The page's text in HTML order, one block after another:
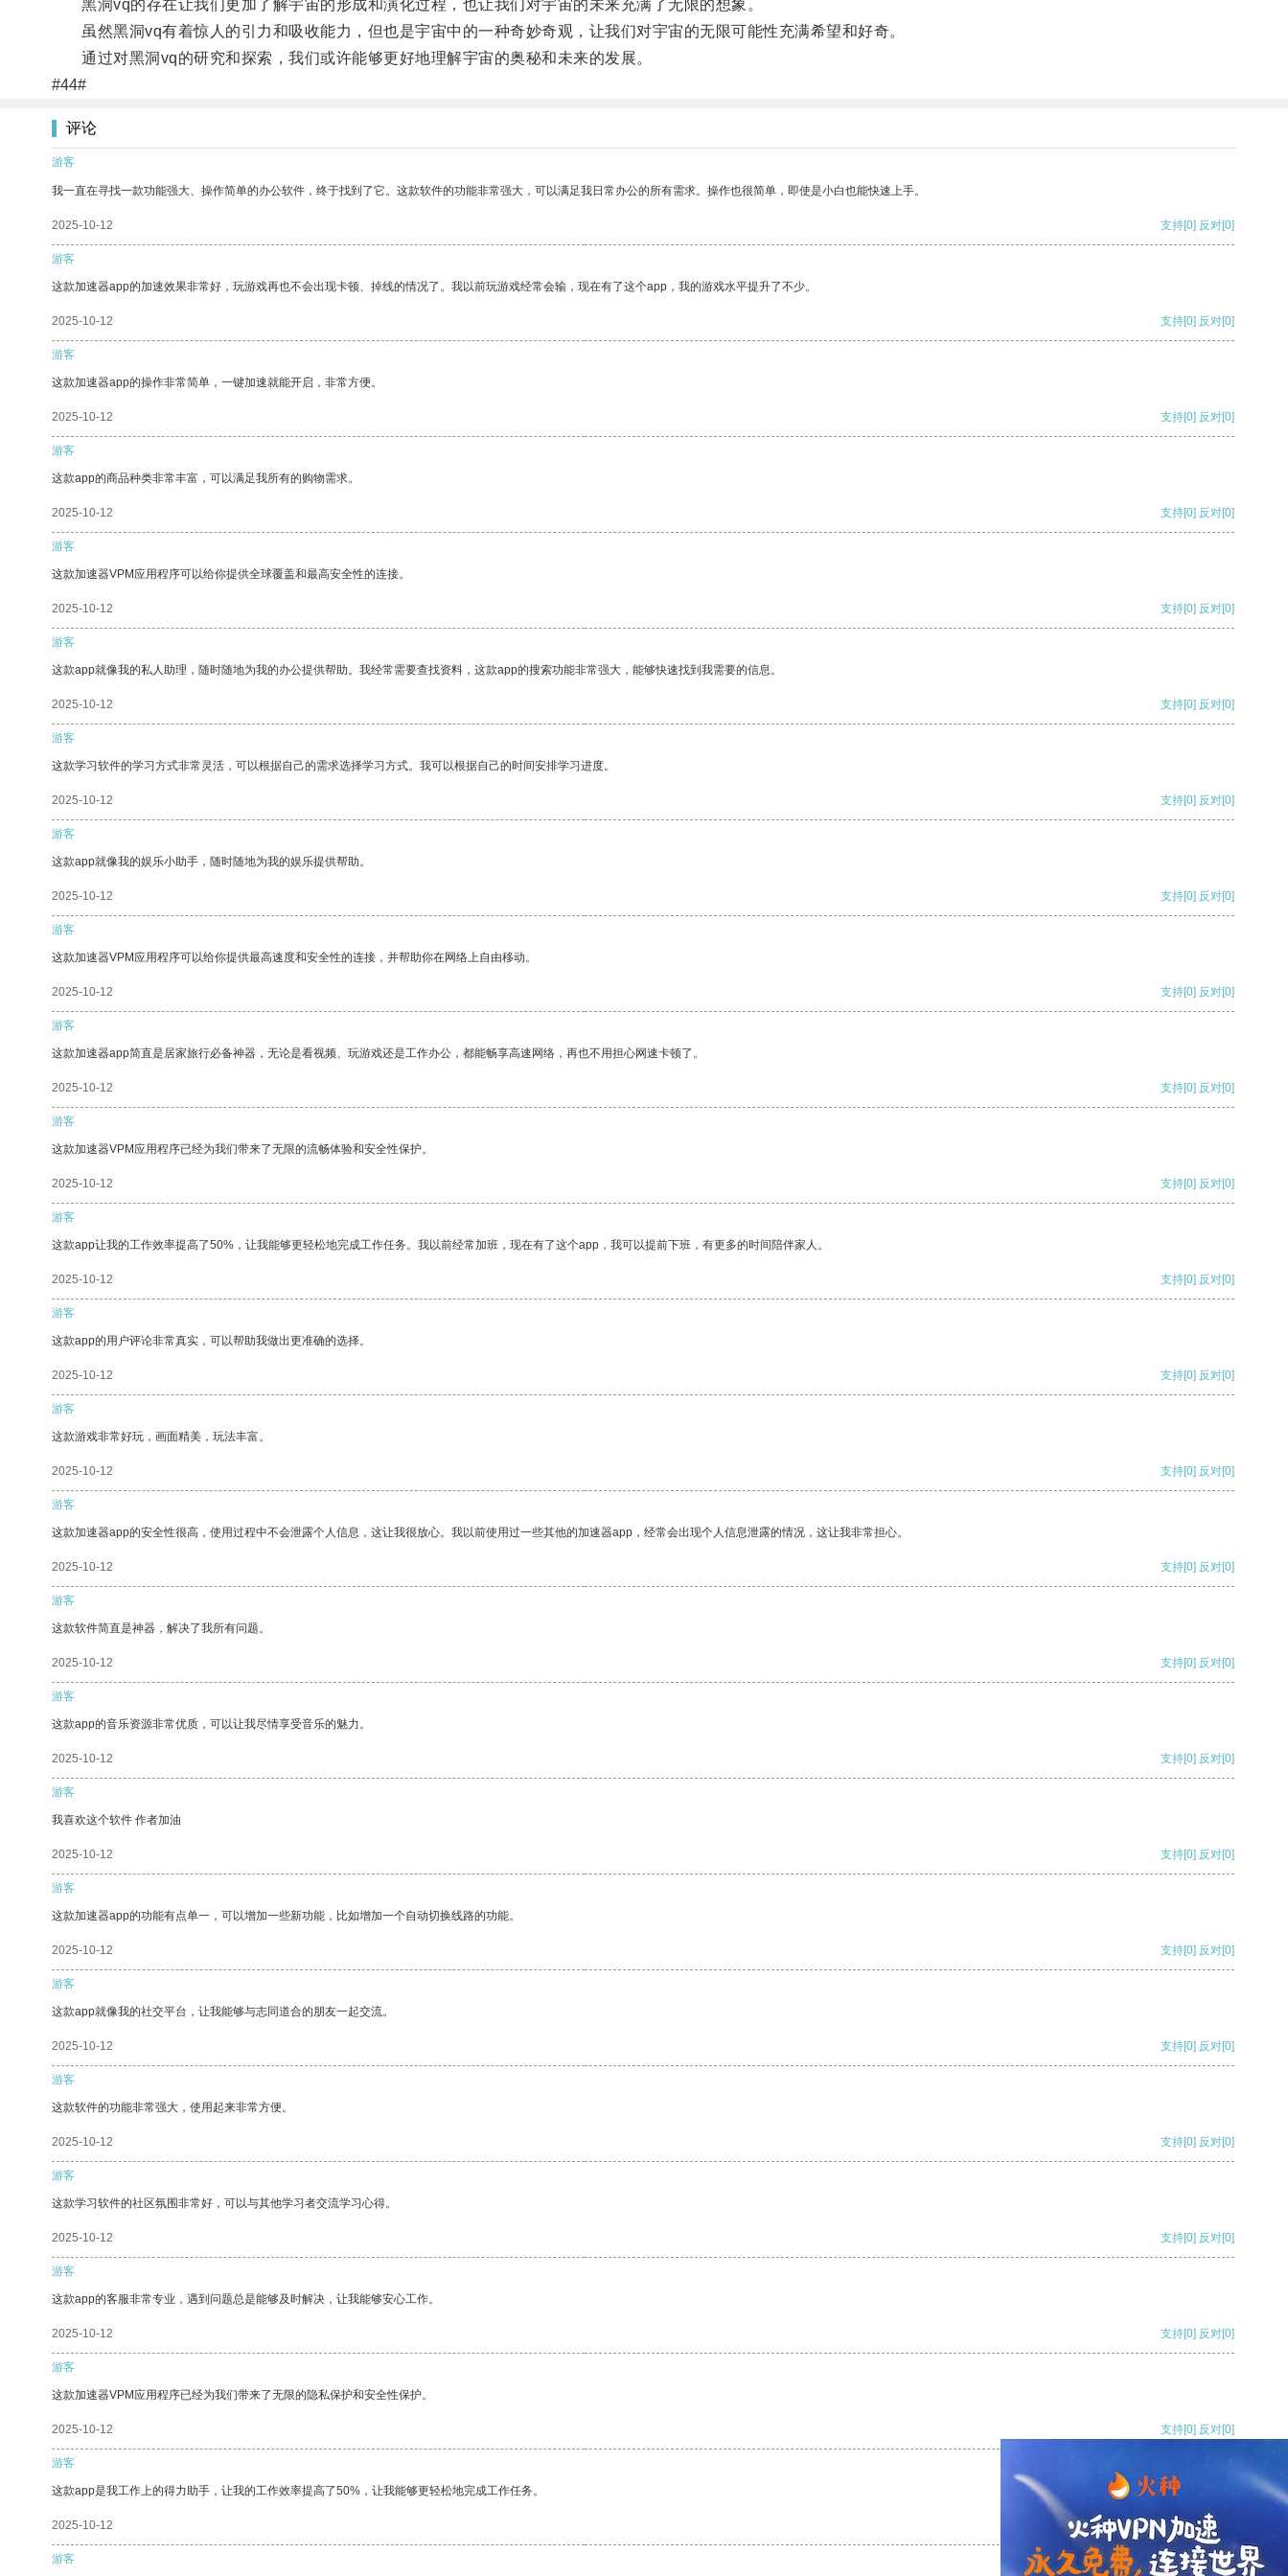
黑洞vq的存在让我们更加了解宇宙的形成和演化过程，也让我们对宇宙的未来充满了无限的想象。
虽然黑洞vq有着惊人的引力和吸收能力，但也是宇宙中的一种奇妙奇观，让我们对宇宙的无限可能性充满希望和好奇。
通过对黑洞vq的研究和探索，我们或许能够更好地理解宇宙的奥秘和未来的发展。
#44#
评论
游客
我一直在寻找一款功能强大、操作简单的办公软件，终于找到了它。这款软件的功能非常强大，可以满足我日常办公的所有需求。操作也很简单，即使是小白也能快速上手。
2025-10-12 支持[0] 反对[0]
游客
这款加速器app的加速效果非常好，玩游戏再也不会出现卡顿、掉线的情况了。我以前玩游戏经常会输，现在有了这个app，我的游戏水平提升了不少。
2025-10-12 支持[0] 反对[0]
游客
这款加速器app的操作非常简单，一键加速就能开启，非常方便。
2025-10-12 支持[0] 反对[0]
游客
这款app的商品种类非常丰富，可以满足我所有的购物需求。
2025-10-12 支持[0] 反对[0]
游客
这款加速器VPM应用程序可以给你提供全球覆盖和最高安全性的连接。
2025-10-12 支持[0] 反对[0]
游客
这款app就像我的私人助理，随时随地为我的办公提供帮助。我经常需要查找资料，这款app的搜索功能非常强大，能够快速找到我需要的信息。
2025-10-12 支持[0] 反对[0]
游客
这款学习软件的学习方式非常灵活，可以根据自己的需求选择学习方式。我可以根据自己的时间安排学习进度。
2025-10-12 支持[0] 反对[0]
游客
这款app就像我的娱乐小助手，随时随地为我的娱乐提供帮助。
2025-10-12 支持[0] 反对[0]
游客
这款加速器VPM应用程序可以给你提供最高速度和安全性的连接，并帮助你在网络上自由移动。
2025-10-12 支持[0] 反对[0]
游客
这款加速器app简直是居家旅行必备神器，无论是看视频、玩游戏还是工作办公，都能畅享高速网络，再也不用担心网速卡顿了。
2025-10-12 支持[0] 反对[0]
游客
这款加速器VPM应用程序已经为我们带来了无限的流畅体验和安全性保护。
2025-10-12 支持[0] 反对[0]
游客
这款app让我的工作效率提高了50%，让我能够更轻松地完成工作任务。我以前经常加班，现在有了这个app，我可以提前下班，有更多的时间陪伴家人。
2025-10-12 支持[0] 反对[0]
游客
这款app的用户评论非常真实，可以帮助我做出更准确的选择。
2025-10-12 支持[0] 反对[0]
游客
这款游戏非常好玩，画面精美，玩法丰富。
2025-10-12 支持[0] 反对[0]
游客
这款加速器app的安全性很高，使用过程中不会泄露个人信息，这让我很放心。我以前使用过一些其他的加速器app，经常会出现个人信息泄露的情况，这让我非常担心。
2025-10-12 支持[0] 反对[0]
游客
这款软件简直是神器，解决了我所有问题。
2025-10-12 支持[0] 反对[0]
游客
这款app的音乐资源非常优质，可以让我尽情享受音乐的魅力。
2025-10-12 支持[0] 反对[0]
游客
我喜欢这个软件 作者加油
2025-10-12 支持[0] 反对[0]
游客
这款加速器app的功能有点单一，可以增加一些新功能，比如增加一个自动切换线路的功能。
2025-10-12 支持[0] 反对[0]
游客
这款app就像我的社交平台，让我能够与志同道合的朋友一起交流。
2025-10-12 支持[0] 反对[0]
游客
这款软件的功能非常强大，使用起来非常方便。
2025-10-12 支持[0] 反对[0]
游客
这款学习软件的社区氛围非常好，可以与其他学习者交流学习心得。
2025-10-12 支持[0] 反对[0]
游客
这款app的客服非常专业，遇到问题总是能够及时解决，让我能够安心工作。
2025-10-12 支持[0] 反对[0]
游客
这款加速器VPM应用程序已经为我们带来了无限的隐私保护和安全性保护。
2025-10-12 支持[0] 反对[0]
游客
这款app是我工作上的得力助手，让我的工作效率提高了50%，让我能够更轻松地完成工作任务。
2025-10-12 支持[0] 反对
游客